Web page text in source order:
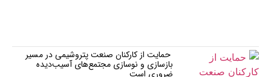
حمایت از کارکنان صنعت پتروشیمی در مسیر
بازسازی و نوسازی مجتمع‌های آسیب‌دیده
ضروری است